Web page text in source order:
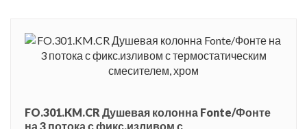
FO.301.KM.CR Душевая колонна Fonte/Фонте
на 3 потока с фикс.изливом с